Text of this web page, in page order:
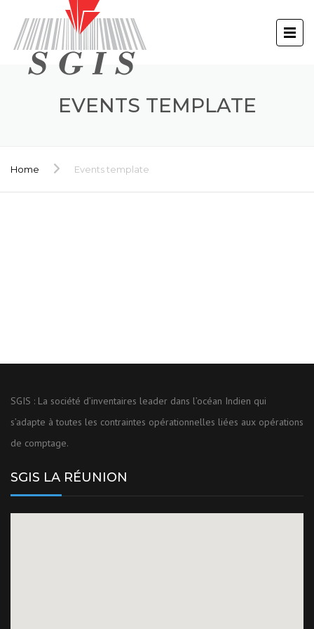
EVENTS TEMPLATE
Home Events template
SGIS : La société d’inventaires leader dans l’océan Indien qui
s’adapte à toutes les contraintes opérationnelles liées aux opérations
de comptage.
SGIS LA RÉUNION